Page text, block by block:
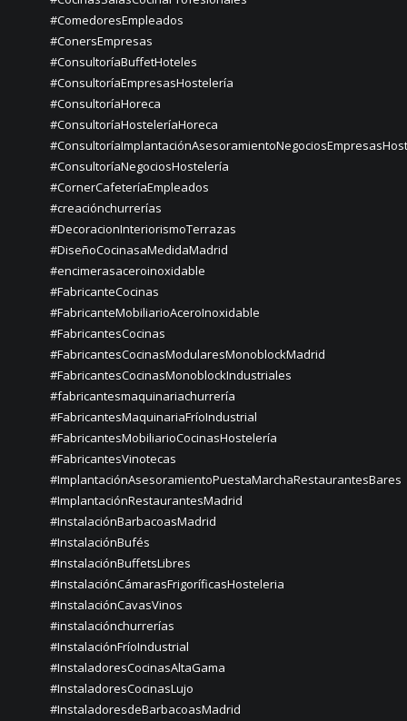
#ComedoresEmpleados
#ConersEmpresas
#ConsultoríaBuffetHoteles
#ConsultoríaEmpresasHostelería
#ConsultoríaHoreca
#ConsultoríaHosteleríaHoreca
#ConsultoríaNegociosHostelería
#CornerCafeteríaEmpleados
#creaciónchurrerías
#DecoracionInteriorismoTerrazas
#DiseñoCocinasaMedidaMadrid
#encimerasaceroinoxidable
#FabricanteCocinas
#FabricanteMobiliarioAceroInoxidable
#FabricantesCocinas
#FabricantesCocinasModularesMonoblockMadrid
#FabricantesCocinasMonoblockIndustriales
#fabricantesmaquinariachurrería
#FabricantesMaquinariaFríoIndustrial
#FabricantesMobiliarioCocinasHostelería
#FabricantesVinotecas
#ImplantaciónAsesoramientoPuestaMarchaRestaurantesBares
#ImplantaciónRestaurantesMadrid
#InstalaciónBarbacoasMadrid
#InstalaciónBufés
#InstalaciónBuffetsLibres
#InstalaciónCámarasFrigoríficasHosteleria
#InstalaciónCavasVinos
#instalaciónchurrerías
#InstalaciónFríoIndustrial
#InstaladoresCocinasAltaGama
#InstaladoresCocinasLujo
#InstaladoresdeBarbacoasMadrid